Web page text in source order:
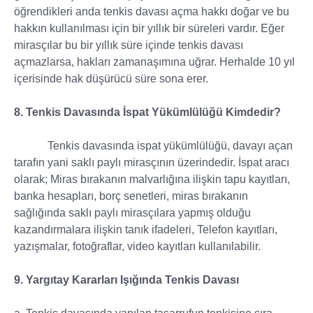
öğrendikleri anda tenkis davası açma hakkı doğar ve bu
hakkın kullanılması için bir yıllık bir süreleri vardır. Eğer
mirasçılar bu bir yıllık süre içinde tenkis davası
açmazlarsa, hakları zamanaşımına uğrar. Herhalde 10 yıl
içerisinde hak düşürücü süre sona erer.
8. Tenkis Davasında İspat Yükümlülüğü Kimdedir?
Tenkis davasında ispat yükümlülüğü, davayı açan
tarafın yani saklı paylı mirasçının üzerindedir. İspat aracı
olarak; Miras bırakanın malvarlığına ilişkin tapu kayıtları,
banka hesapları, borç senetleri, miras bırakanın
sağlığında saklı paylı mirasçılara yapmış olduğu
kazandırmalara ilişkin tanık ifadeleri, Telefon kayıtları,
yazışmalar, fotoğraflar, video kayıtları kullanılabilir.
9. Yargıtay Kararları Işığında Tenkis Davası